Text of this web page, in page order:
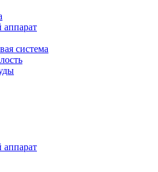
аппарат
система
аппарат